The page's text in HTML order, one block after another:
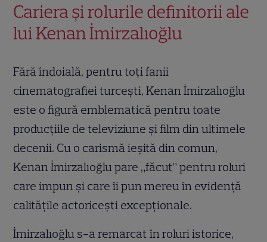
Cariera și rolurile definitorii ale
lui Kenan İmirzalıoğlu
Fără îndoială, pentru toți fanii
cinematografiei turcești, Kenan İmirzalıoğlu
este o figură emblematică pentru toate
producțiile de televiziune și film din ultimele
decenii. Cu o carismă ieșită din comun,
Kenan İmirzalıoğlu pare „făcut” pentru roluri
care impun și care îi pun mereu în evidență
calitățile actoricești excepționale.
İmirzalıoğlu s-a remarcat în roluri istorice,